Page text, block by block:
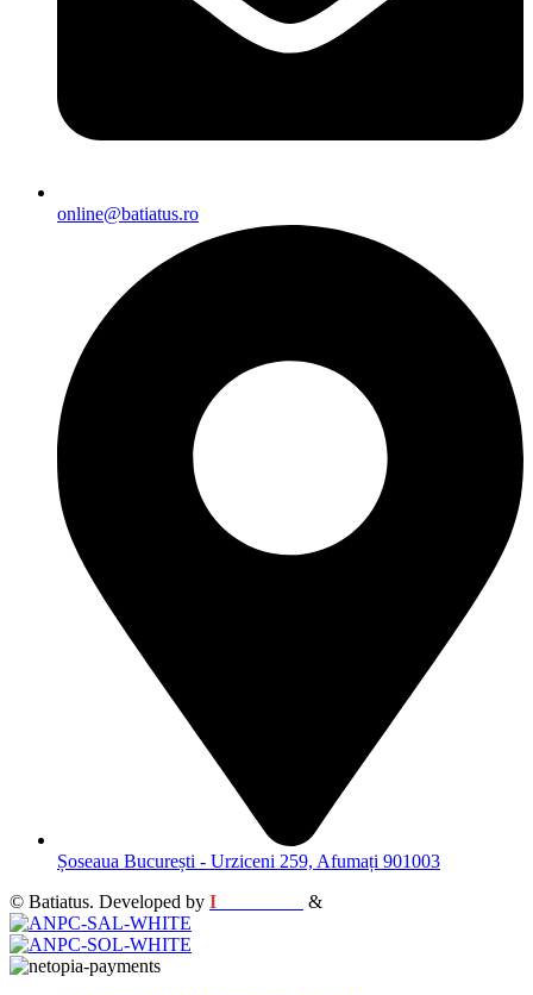
online@batiatus.ro
Șoseaua București - Urziceni 259, Afumați 901003
© Batiatus. Developed by I &